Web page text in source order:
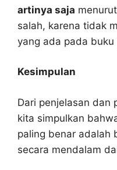
artinya saja
salah, karena tidak
yang ada pada buku
Kesimpulan
Dari penjelasan dan
kita simpulkan
paling benar adalah
secara mendalam